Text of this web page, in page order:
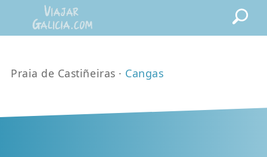
Praia de Castiñeiras · Cangas